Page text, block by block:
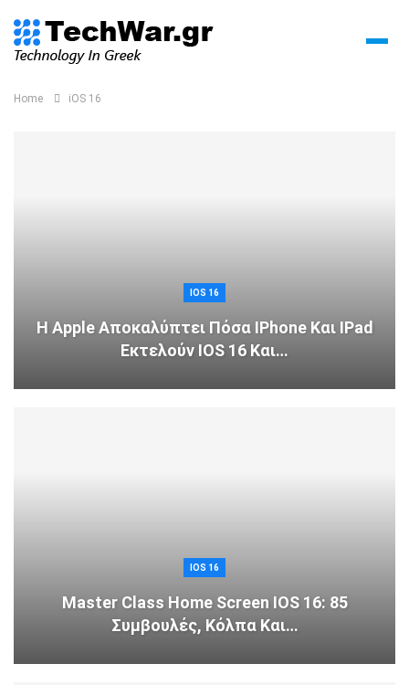
Home iOS 16
IOS 16
Η Apple Αποκαλύπτει Πόσα IPhone Και IPad
Εκτελούν IOS 16 Και…
IOS 16
Master Class Home Screen IOS 16: 85
Συμβουλές, Κόλπα Και…